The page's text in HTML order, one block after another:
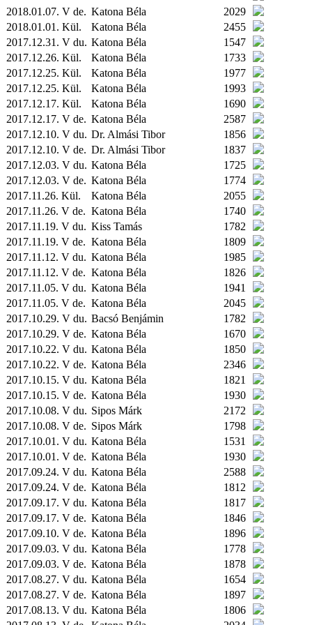
2018.01.07. V de. Katona Béla
2029
2018.01.01. Kül. Katona Béla
2455
2017.12.31. V du. Katona Béla
1547
2017.12.26. Kül. Katona Béla
1733
2017.12.25. Kül. Katona Béla
1977
2017.12.25. Kül. Katona Béla
1993
2017.12.17. Kül. Katona Béla
1690
2017.12.17. V de. Katona Béla
2587
2017.12.10. V du. Dr. Almási Tibor
1856
2017.12.10. V de. Dr. Almási Tibor
1837
2017.12.03. V du. Katona Béla
1725
2017.12.03. V de. Katona Béla
1774
2017.11.26. Kül. Katona Béla
2055
2017.11.26. V de. Katona Béla
1740
2017.11.19. V du. Kiss Tamás
1782
2017.11.19. V de. Katona Béla
1809
2017.11.12. V du. Katona Béla
1985
2017.11.12. V de. Katona Béla
1826
2017.11.05. V du. Katona Béla
1941
2017.11.05. V de. Katona Béla
2045
2017.10.29. V du. Bacsó Benjámin
1782
2017.10.29. V de. Katona Béla
1670
2017.10.22. V du. Katona Béla
1850
2017.10.22. V de. Katona Béla
2346
2017.10.15. V du. Katona Béla
1821
2017.10.15. V de. Katona Béla
1930
2017.10.08. V du. Sipos Márk
2172
2017.10.08. V de. Sipos Márk
1798
2017.10.01. V du. Katona Béla
1531
2017.10.01. V de. Katona Béla
1930
2017.09.24. V du. Katona Béla
2588
2017.09.24. V de. Katona Béla
1812
2017.09.17. V du. Katona Béla
1817
2017.09.17. V de. Katona Béla
1846
2017.09.10. V de. Katona Béla
1896
2017.09.03. V du. Katona Béla
1778
2017.09.03. V de. Katona Béla
1878
2017.08.27. V du. Katona Béla
1654
2017.08.27. V de. Katona Béla
1897
2017.08.13. V du. Katona Béla
1806